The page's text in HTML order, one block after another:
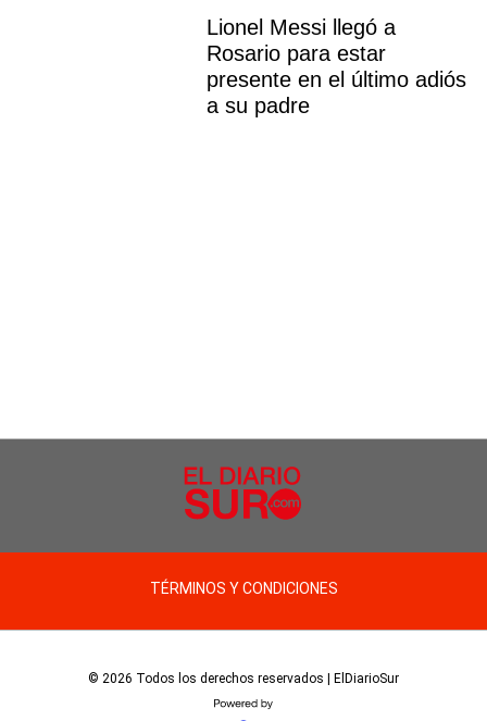
Lionel Messi llegó a
Rosario para estar
presente en el último adiós
a su padre
TÉRMINOS Y CONDICIONES
© 2026 Todos los derechos reservados | ElDiarioSur